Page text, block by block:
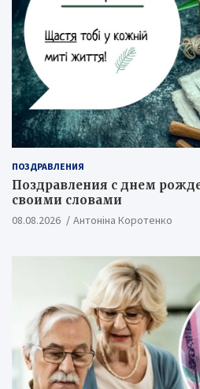
ПОЗДРАВЛЕНИЯ
Поздравления с днем
своими словами
08.08.2026 Антоніна Коротенко